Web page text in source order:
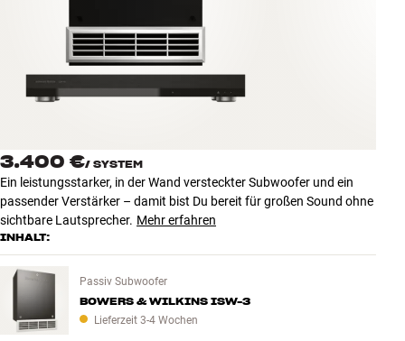
INSPIRATION
NEUHEITEN
ANGEBOTE
Store Finden
Kundendienst
Bauen mit Klang
3.400 €/ SYSTEM
Ein leistungsstarker, in der Wand versteckter Subwoofer und ein
passender Verstärker – damit bist Du bereit für großen Sound ohne
sichtbare Lautsprecher. Mehr erfahren
INHALT:
Passiv Subwoofer
BOWERS & WILKINS ISW-3
Lieferzeit 3-4 Wochen